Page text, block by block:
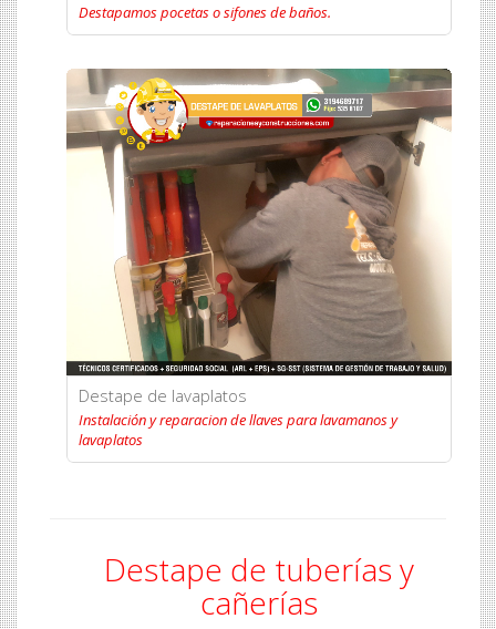
Destapamos pocetas o sifones de baños.
Destape de lavaplatos
Instalación y reparacion de llaves para lavamanos y
lavaplatos
Destape de tuberías y
cañerías